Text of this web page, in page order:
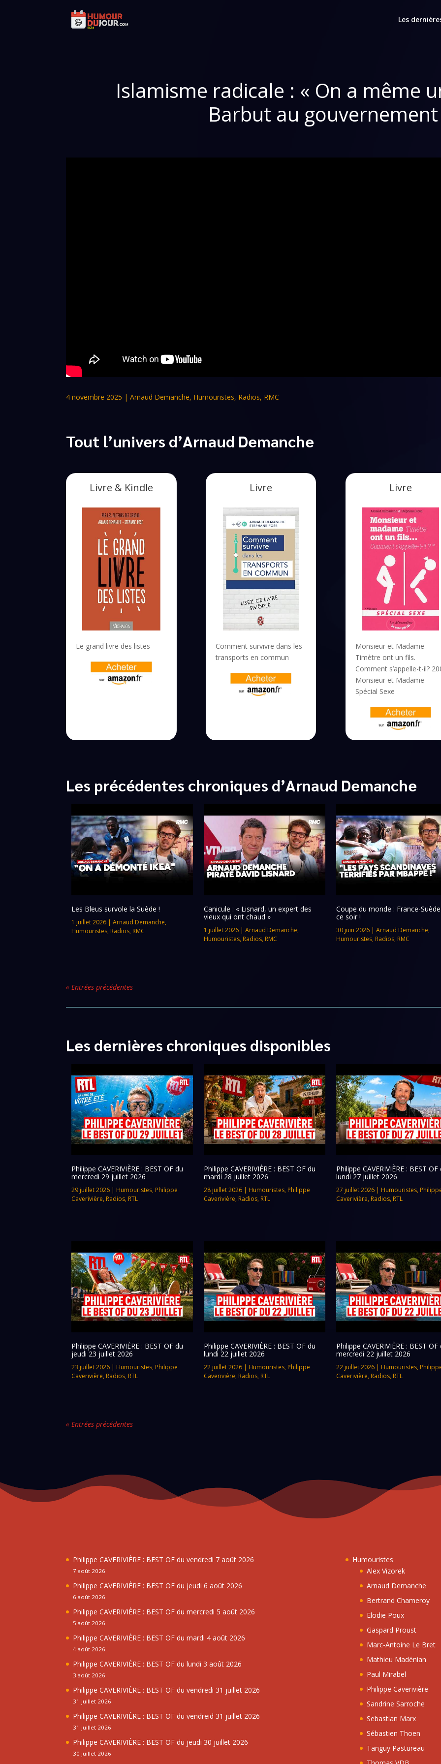
Les
Islamisme radicale : « On a même
Barbut au
4 novembre 2025 |Arnaud Demanche, Humouristes, Radios, RMC
Tout l’univers d’Arnaud Demanche
Livre & Kindle
Le grand livre des listes
Livre
Comment survivre dans les
transports en commun
Livre
Monsieur et Madame
Timètre ont un fils.
Comment s’appelle-t-il?
Monsieur et Madame
Spécial Sexe
Les précédentes chroniques d’Arnaud Demanche
Les Bleus survole la Suède !
1 juillet 2026 |Arnaud Demanche,
Humouristes, Radios, RMC
Canicule : « Lisnard, un expert des
vieux qui ont chaud »
1 juillet 2026| Arnaud Demanche,
Humouristes, Radios, RMC
Coupe du monde : France-Suède
ce soir !
30 juin 2026| Arnaud Demanche,
Humouristes, Radios, RMC
« Entrées précédentes
Les dernières chroniques disponibles
Philippe CAVERIVIÈRE : BEST OF du
mercredi 29 juillet 2026
29 juillet 2026 | Humouristes, Philippe
Caverivière, Radios, RTL
Philippe CAVERIVIÈRE : BEST OF du
mardi 28 juillet 2026
28 juillet 2026| Humouristes, Philippe
Caverivière, Radios, RTL
Philippe CAVERIVIÈRE : BEST OF
lundi 27 juillet 2026
27 juillet 2026| Humouristes,
Caverivière, Radios, RTL
Philippe CAVERIVIÈRE : BEST OF du
jeudi 23 juillet 2026
23 juillet 2026 | Humouristes, Philippe
Caverivière, Radios, RTL
Philippe CAVERIVIÈRE : BEST OF du
lundi 22 juillet 2026
22 juillet 2026| Humouristes, Philippe
Caverivière, Radios, RTL
Philippe CAVERIVIÈRE : BEST OF
mercredi 22 juillet 2026
22 juillet 2026| Humouristes,
Caverivière, Radios, RTL
« Entrées précédentes
Philippe CAVERIVIÈRE : BEST OF du vendredi 7 août 2026
7 août 2026
Philippe CAVERIVIÈRE : BEST OF du jeudi 6 août 2026
6 août 2026
Philippe CAVERIVIÈRE : BEST OF du mercredi 5 août 2026
5 août 2026
Philippe CAVERIVIÈRE : BEST OF du mardi 4 août 2026
4 août 2026
Philippe CAVERIVIÈRE : BEST OF du lundi 3 août 2026
3 août 2026
Philippe CAVERIVIÈRE : BEST OF du vendredi 31 juillet 2026
31 juillet 2026
Philippe CAVERIVIÈRE : BEST OF du vendreid 31 juillet 2026
31 juillet 2026
Philippe CAVERIVIÈRE : BEST OF du jeudi 30 juillet 2026
30 juillet 2026
Humouristes
Alex Vizorek
Arnaud Demanche
Bertrand Chameroy
Elodie Poux
Gaspard Proust
Marc-Antoine Le Bret
Mathieu Madénian
Paul Mirabel
Philippe Caverivière
Sandrine Sarroche
Sebastian Marx
Sébastien Thoen
Tanguy Pastureau